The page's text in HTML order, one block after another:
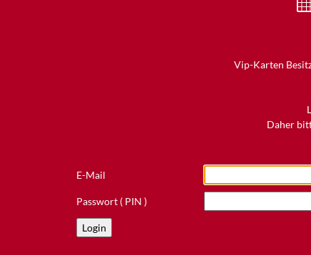
Vip-Karten
Daher
E-Mail
Passwort ( PIN )